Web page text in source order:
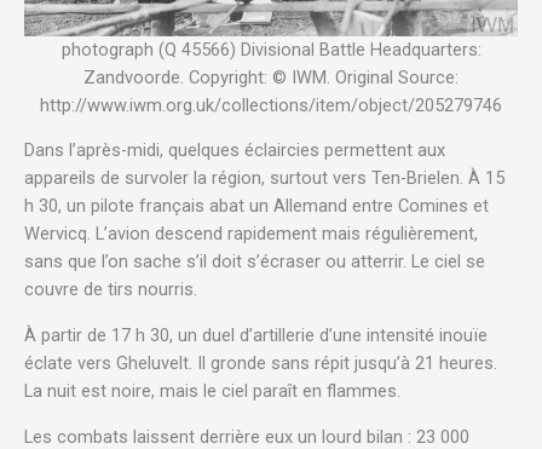
photograph (Q 45566) Divisional Battle Headquarters:
Zandvoorde. Copyright: © IWM. Original Source:
http://www.iwm.org.uk/collections/item/object/205279746
Dans l’après-midi, quelques éclaircies permettent aux
appareils de survoler la région, surtout vers Ten-Brielen. À 15
h 30, un pilote français abat un Allemand entre Comines et
Wervicq. L’avion descend rapidement mais régulièrement,
sans que l’on sache s’il doit s’écraser ou atterrir. Le ciel se
couvre de tirs nourris.
À partir de 17 h 30, un duel d’artillerie d’une intensité inouïe
éclate vers Gheluvelt. Il gronde sans répit jusqu’à 21 heures.
La nuit est noire, mais le ciel paraît en flammes.
Les combats laissent derrière eux un lourd bilan : 23 000